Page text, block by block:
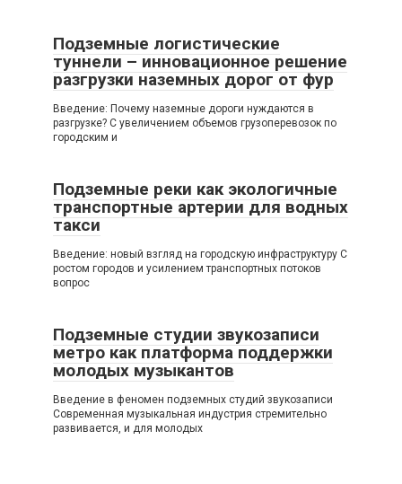
Подземные логистические
туннели – инновационное решение
разгрузки наземных дорог от фур
Введение: Почему наземные дороги нуждаются в
разгрузке? С увеличением объемов грузоперевозок по
городским и
Подземные реки как экологичные
транспортные артерии для водных
такси
Введение: новый взгляд на городскую инфраструктуру С
ростом городов и усилением транспортных потоков
вопрос
Подземные студии звукозаписи
метро как платформа поддержки
молодых музыкантов
Введение в феномен подземных студий звукозаписи
Современная музыкальная индустрия стремительно
развивается, и для молодых